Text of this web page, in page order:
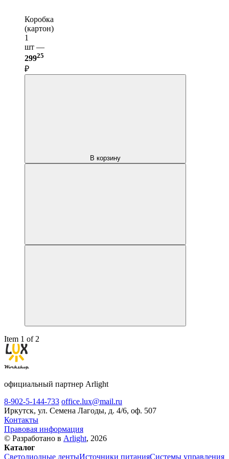
Коробка
(картон)
1
шт —
29925
₽
В корзину
Item 1 of 2
официальный партнер Arlight
8-902-5-144-733 office.lux@mail.ru
Иркутск, ул. Семена Лагоды, д. 4/6, оф. 507
Контакты
Правовая информация
© Разработано в Arlight, 2026
Каталог
Светодиодные лентыИсточники питанияСистемы управления